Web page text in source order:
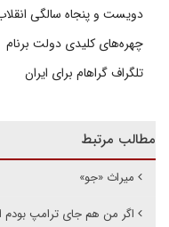
دویست و پنجاه سالگی انقلاب
چهره‌های کلیدی دولت برنام
تلگراف گراهام برای ایران
مطالب مرتبط
میراث «جو»
اگر من هم جای ترامپ بودم